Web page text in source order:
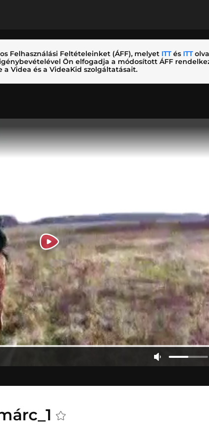
Felhasználási Feltételeinket (ÁFF), melyet ITTés ITT
Ön elfogadja a módosított ÁFF
Videa és a VideaKid szolgáltatásait.